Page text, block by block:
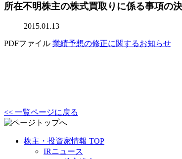
所在不明株主の株式買取りに係る事項の
2015.01.13
PDFファイル 業績予想の修正に関するお知らせ
<< 一覧ページに戻る
株主・投資家情報 TOP
IRニュース